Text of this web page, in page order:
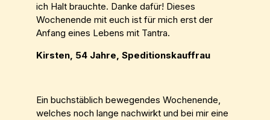
ich Halt brauchte. Danke dafür! Dieses
Wochenende mit euch ist für mich erst der
Anfang eines Lebens mit Tantra.
Kirsten, 54 Jahre, Speditionskauffrau
Ein buchstäblich bewegendes Wochenende,
welches noch lange nachwirkt und bei mir eine